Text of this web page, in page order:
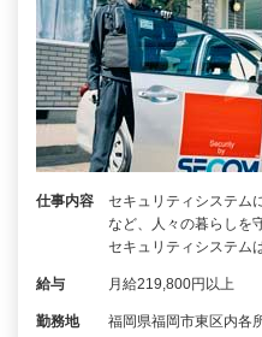
仕事内容
セキュリティシステム
など、人々の暮らしを
セキュリティシステム
給与 月給219,800円以上
勤務地 福岡県福岡市東区内各